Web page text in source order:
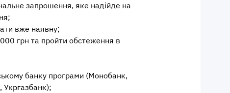
запрошення, яке надійде на
вже наявну;
грн та пройти обстеження в
банку програми (Монобанк,